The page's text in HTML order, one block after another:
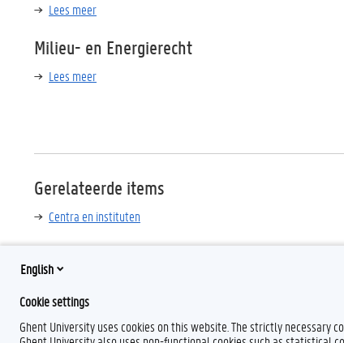
Lees meer
Milieu- en Energierecht
Lees meer
Gerelateerde items
Centra en instituten
English
Cookie settings
Ghent University uses cookies on this website. The strictly necessary